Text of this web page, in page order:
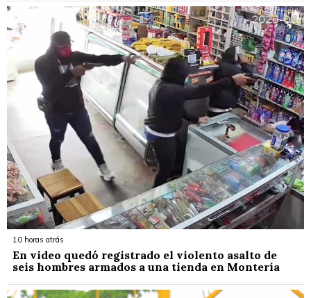
10 horas atrás
En video quedó registrado el violento asalto de
seis hombres armados a una tienda en Montería